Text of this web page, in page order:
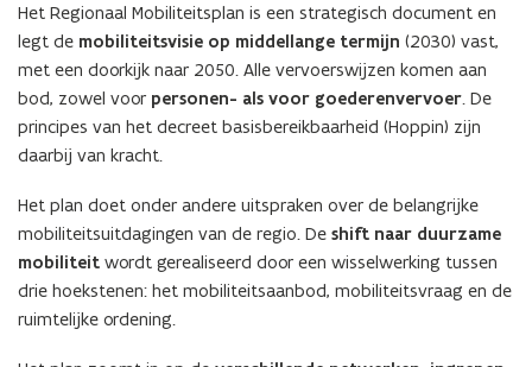
Het Regionaal Mobiliteitsplan is een strategisch document en
legt de mobiliteitsvisie op middellange termijn (2030) vast,
met een doorkijk naar 2050. Alle vervoerswijzen komen aan
bod, zowel voor personen- als voor goederenvervoer. De
principes van het decreet basisbereikbaarheid (Hoppin) zijn
daarbij van kracht.
Het plan doet onder andere uitspraken over de belangrijke
mobiliteitsuitdagingen van de regio. De shift naar duurzame
mobiliteit wordt gerealiseerd door een wisselwerking tussen
drie hoekstenen: het mobiliteitsaanbod, mobiliteitsvraag en de
ruimtelijke ordening.